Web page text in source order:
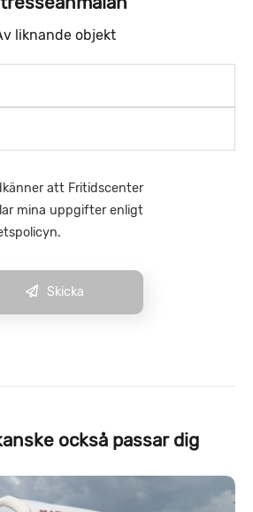
liknande objekt
att Fritidscenter
mina uppgifter enligt
Skicka
också passar dig